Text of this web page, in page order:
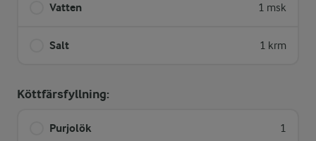
Vatten 1 msk
Salt 1 krm
Köttfärsfyllning:
Purjolök 1